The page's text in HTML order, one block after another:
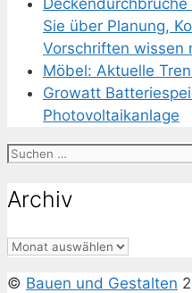
Sie über Planung,
Vorschriften wissen
Möbel: Aktuelle
Growatt
Photovoltaikanlage
Suchen
Archiv
Archiv
© Bauen und Gestalten